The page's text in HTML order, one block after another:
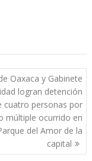
Oaxaca y Gabinete
logran detención
cuatro personas por
múltiple ocurrido en
del Amor de la
capital